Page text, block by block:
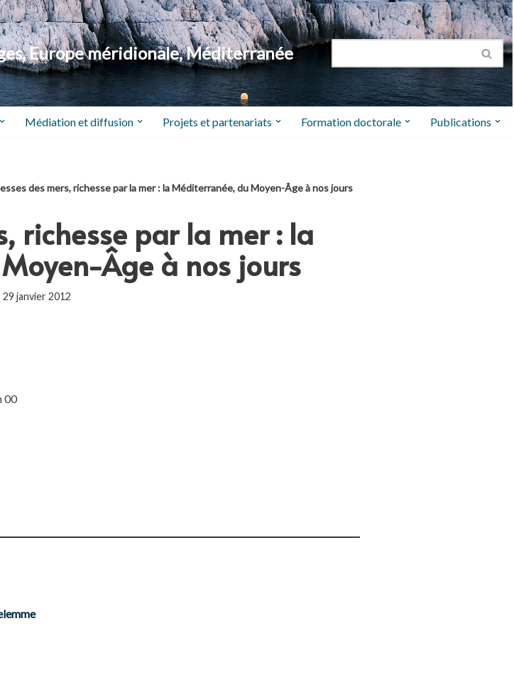
Europe méridionale, Méditerranée
Médiation et diffusion Projets et partenariats Formation doctorale Publications
des mers, richesse par la mer : la Méditerranée, du Moyen-Âge à nos jours
richesse par la mer : la
Âge à nos jours
29 janvier 2012
00